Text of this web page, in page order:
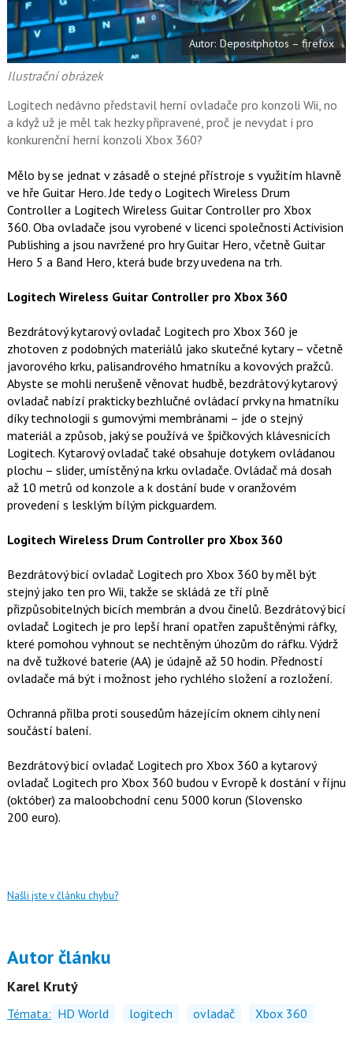
o
o
k
u
Autor: Depositphotos – firefox
Ilustrační obrázek
Logitech nedávno představil herní ovladače pro konzoli Wii, no
a když už je měl tak hezky připravené, proč je nevydat i pro
konkurenční herní konzoli Xbox 360?
Mělo by se jednat v zásadě o stejné přístroje s využitím hlavně
ve hře Guitar Hero. Jde tedy o Logitech Wireless Drum
Controller a Logitech Wireless Guitar Controller pro Xbox
360. Oba ovladače jsou vyrobené v licenci společnosti Activision
Publishing a jsou navržené pro hry Guitar Hero, včetně Guitar
Hero 5 a Band Hero, která bude brzy uvedena na trh.
Logitech Wireless Guitar Controller pro Xbox 360
Bezdrátový kytarový ovladač Logitech pro Xbox 360 je
zhotoven z podobných materiálů jako skutečné kytary – včetně
javorového krku, palisandrového hmatníku a kovových pražců.
Abyste se mohli nerušeně věnovat hudbě, bezdrátový kytarový
ovladač nabízí prakticky bezhlučné ovládací prvky na hmatníku
díky technologii s gumovými membránami – jde o stejný
materiál a způsob, jaký se používá ve špičkových klávesnicích
Logitech. Kytarový ovladač také obsahuje dotykem ovládanou
plochu – slider, umístěný na krku ovladače. Ovládač má dosah
až 10 metrů od konzole a k dostání bude v oranžovém
provedení s lesklým bílým pickguardem.
Logitech Wireless Drum Controller pro Xbox 360
Bezdrátový bicí ovladač Logitech pro Xbox 360 by měl být
stejný jako ten pro Wii, takže se skládá ze tří plně
přizpůsobitelných bicích membrán a dvou činelů. Bezdrátový bicí
ovladač Logitech je pro lepší hraní opatřen zapuštěnými ráfky,
které pomohou vyhnout se nechtěným úhozům do ráfku. Výdrž
na dvě tužkové baterie (AA) je údajně až 50 hodin. Předností
ovladače má být i možnost jeho rychlého složení a rozložení.
Ochranná přilba proti sousedům házejícím oknem cihly není
součástí balení.
Bezdrátový bicí ovladač Logitech pro Xbox 360 a kytarový
ovladač Logitech pro Xbox 360 budou v Evropě k dostání v říjnu
(október) za maloobchodní cenu 5000 korun (Slovensko
200 euro).
Našli jste v článku chybu?
Autor článku
Karel Krutý
Témata: HD World logitech ovladač Xbox 360